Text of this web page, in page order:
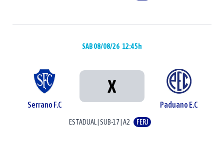
SAB 08/08/26 12:45h
Serrano F.C
X
Paduano E.C
ESTADUAL|SUB-17|A2 FERJ